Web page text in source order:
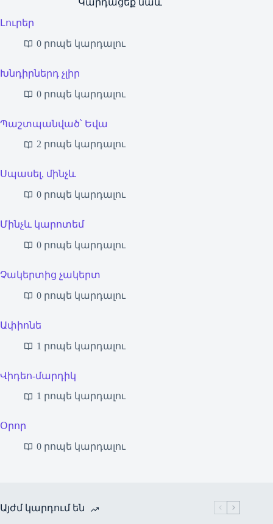
Կարդացեք նաև
Լուրեր
0 րոպե կարդալու
Խնդիրներդ չլիր
0 րոպե կարդալու
Պաշտպանված՝ Եվա
2 րոպե կարդալու
Սպասել, մինչև
0 րոպե կարդալու
Մինչև կարոտեմ
0 րոպե կարդալու
Չակերտից չակերտ
0 րոպե կարդալու
Ափիոնե
1 րոպե կարդալու
Վիդեո-մարդիկ
1 րոպե կարդալու
Օրոր
0 րոպե կարդալու
Այժմ կարդում են